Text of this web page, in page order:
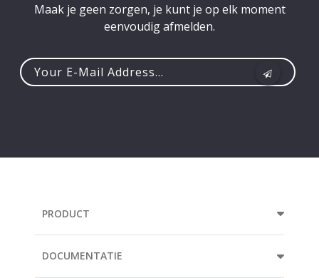
Maak je geen zorgen, je kunt je op elk moment
eenvoudig afmelden.
PRODUCT
DOCUMENTATIE